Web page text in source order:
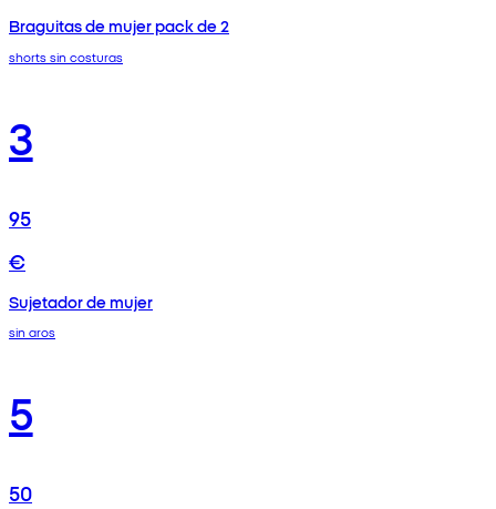
Braguitas de mujer pack de 2
shorts sin costuras
3
95
€
Sujetador de mujer
sin aros
5
50